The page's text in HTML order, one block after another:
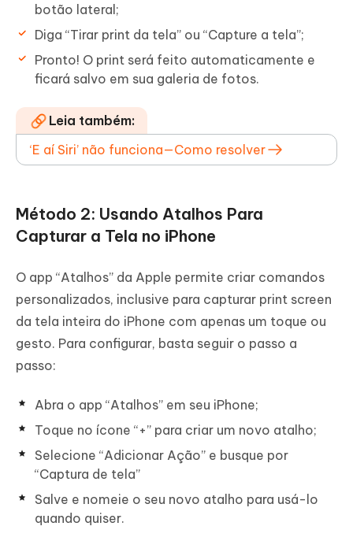
botão lateral;
Diga “Tirar print da tela” ou “Capture a tela”;
Pronto! O print será feito automaticamente e
ficará salvo em sua galeria de fotos.
Leia também:
‘E aí Siri’ não funciona—Como resolver
Método 2: Usando Atalhos Para
Capturar a Tela no iPhone
O app “Atalhos” da Apple permite criar comandos
personalizados, inclusive para capturar print screen
da tela inteira do iPhone com apenas um toque ou
gesto. Para configurar, basta seguir o passo a
passo:
Abra o app “Atalhos” em seu iPhone;
Toque no ícone “+” para criar um novo atalho;
Selecione “Adicionar Ação” e busque por
“Captura de tela”
Salve e nomeie o seu novo atalho para usá-lo
quando quiser.